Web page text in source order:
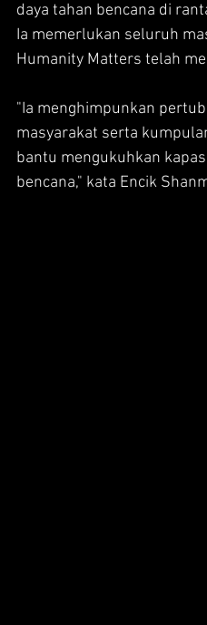
daya tahan bencana di
Ia memerlukan seluruh
Humanity Matters telah
"Ia menghimpunkan
masyarakat serta
bantu mengukuhkan
bencana," kata Encik